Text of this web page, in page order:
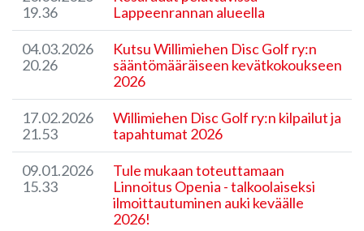
19.36
Lappeenrannan alueella
04.03.2026
20.26
Kutsu Willimiehen Disc Golf ry:n
sääntömääräiseen kevätkokoukseen
2026
17.02.2026
21.53
Willimiehen Disc Golf ry:n kilpailut ja
tapahtumat 2026
09.01.2026
15.33
Tule mukaan toteuttamaan
Linnoitus Openia - talkoolaiseksi
ilmoittautuminen auki keväälle
2026!